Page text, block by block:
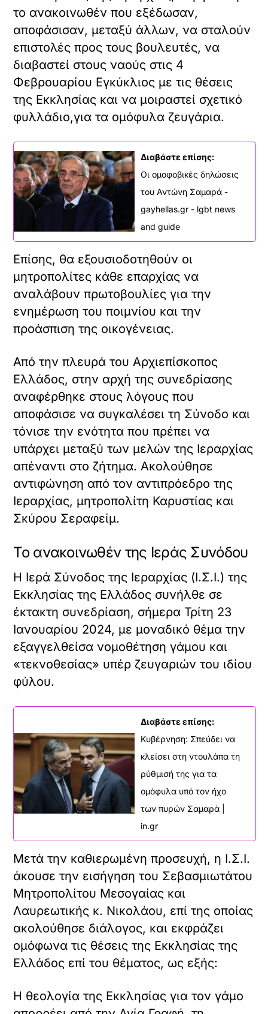
το ανακοινωθέν που εξέδωσαν,
αποφάσισαν, μεταξύ άλλων, να σταλούν
επιστολές προς τους βουλευτές, να
διαβαστεί στους ναούς στις 4
Φεβρουαρίου Εγκύκλιος με τις θέσεις
της Εκκλησίας και να μοιραστεί σχετικό
φυλλάδιο,για τα ομόφυλα ζευγάρια.
Διαβάστε επίσης:
Οι ομοφοβικές δηλώσεις
του Αντώνη Σαμαρά -
gayhellas.gr - lgbt news
and guide
Επίσης, θα εξουσιοδοτηθούν οι
μητροπολίτες κάθε επαρχίας να
αναλάβουν πρωτοβουλίες για την
ενημέρωση του ποιμνίου και την
προάσπιση της οικογένειας.
Από την πλευρά του Αρχιεπίσκοπος
Ελλάδος, στην αρχή της συνεδρίασης
αναφέρθηκε στους λόγους που
αποφάσισε να συγκαλέσει τη Σύνοδο και
τόνισε την ενότητα που πρέπει να
υπάρχει μεταξύ των μελών της Ιεραρχίας
απέναντι στο ζήτημα. Ακολούθησε
αντιφώνηση από τον αντιπρόεδρο της
Ιεραρχίας, μητροπολίτη Καρυστίας και
Σκύρου Σεραφείμ.
Το ανακοινωθέν της Ιεράς Συνόδου
Η Ιερά Σύνοδος της Ιεραρχίας (Ι.Σ.Ι.) της
Εκκλησίας της Ελλάδος συνήλθε σε
έκτακτη συνεδρίαση, σήμερα Τρίτη 23
Ιανουαρίου 2024, με μοναδικό θέμα την
εξαγγελθείσα νομοθέτηση γάμου και
«τεκνοθεσίας» υπέρ ζευγαριών του ιδίου
φύλου.
Διαβάστε επίσης:
Κυβέρνηση: Σπεύδει να
κλείσει στη ντουλάπα τη
ρύθμισή της για τα
ομόφυλα υπό τον ήχο
των πυρών Σαμαρά |
in.gr
Μετά την καθιερωμένη προσευχή, η Ι.Σ.Ι.
άκουσε την εισήγηση του Σεβασμιωτάτου
Μητροπολίτου Μεσογαίας και
Λαυρεωτικής κ. Νικολάου, επί της οποίας
ακολούθησε διάλογος, και εκφράζει
ομόφωνα τις θέσεις της Εκκλησίας της
Ελλάδος επί του θέματος, ως εξής:
Η θεολογία της Εκκλησίας για τον γάμο